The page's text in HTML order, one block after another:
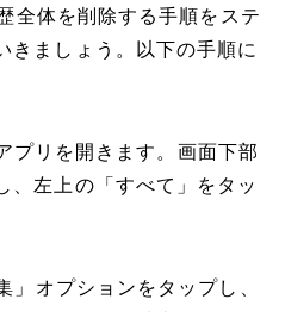
全体を削除する手順をステ
きましょう。以下の手順に
プリを開きます。画面下部
、左上の「すべて」をタッ
」オプションをタップし、